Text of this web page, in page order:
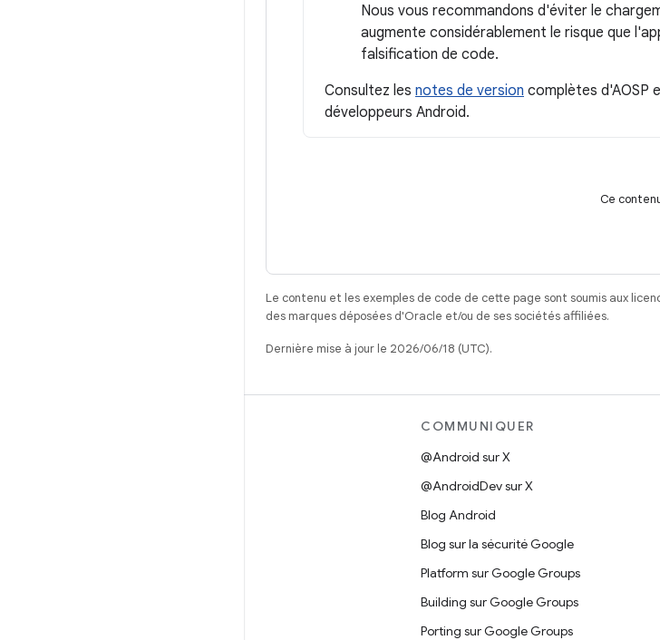
Nous vous recommandons d'éviter le
augmente considérablement le risque que
falsification de code.
Consultez les notes de version complètes d'AOSP
développeurs Android.
Ce
Le contenu et les exemples de code de cette page sont soumis aux
des marques déposées d'Oracle et/ou de ses sociétés affiliées.
Dernière mise à jour le 2026/06/18 (UTC).
COMMUNIQUER
@Android sur X
@AndroidDev sur X
Blog Android
Blog sur la sécurité Google
Platform sur Google Groups
Building sur Google Groups
Porting sur Google Groups